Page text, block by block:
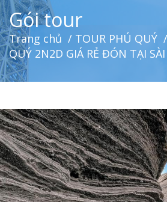
Gói tour
Trang chủ / TOUR PHÚ QUÝ
QUÝ 2N2D GIÁ RẺ ĐÓN TẠI